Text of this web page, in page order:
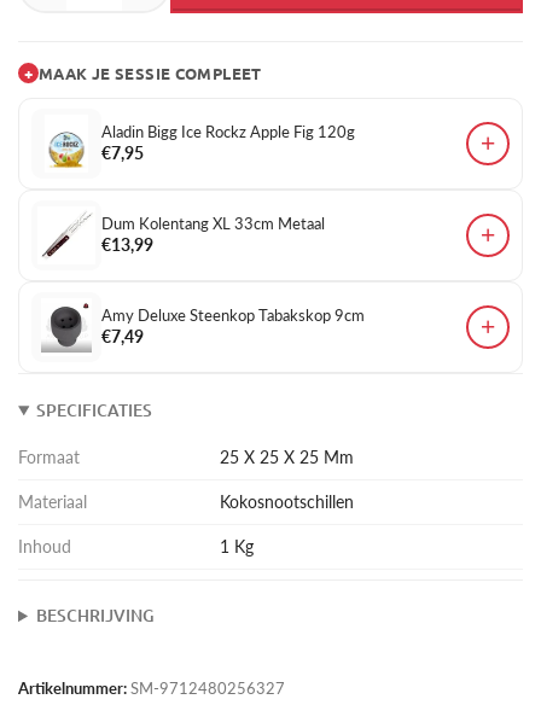
+ MAAK JE SESSIE COMPLEET
Aladin Bigg Ice Rockz Apple Fig 120g
€7,95
+
Dum Kolentang XL 33cm Metaal
€13,99
+
Amy Deluxe Steenkop Tabakskop 9cm
€7,49
+
SPECIFICATIES
Formaat 25 X 25 X 25 Mm
Materiaal Kokosnootschillen
Inhoud 1 Kg
BESCHRIJVING
Artikelnummer:SM-9712480256327